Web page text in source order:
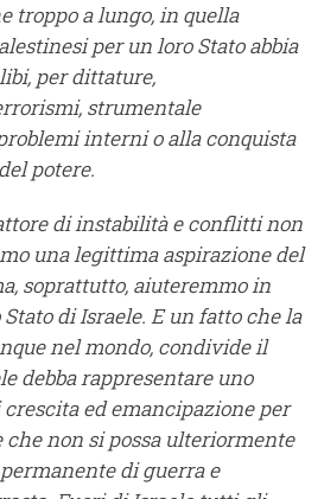
troppo a lungo, in quella
per un loro Stato abbia
per dittature,
strumentale
interni o alla conquista
potere.
di instabilità e conflitti non
una legittima aspirazione del
soprattutto, aiuteremmo in
di Israele. E un fatto che la
nel mondo, condivide il
debba rappresentare uno
ed emancipazione per
che non si possa ulteriormente
di guerra e